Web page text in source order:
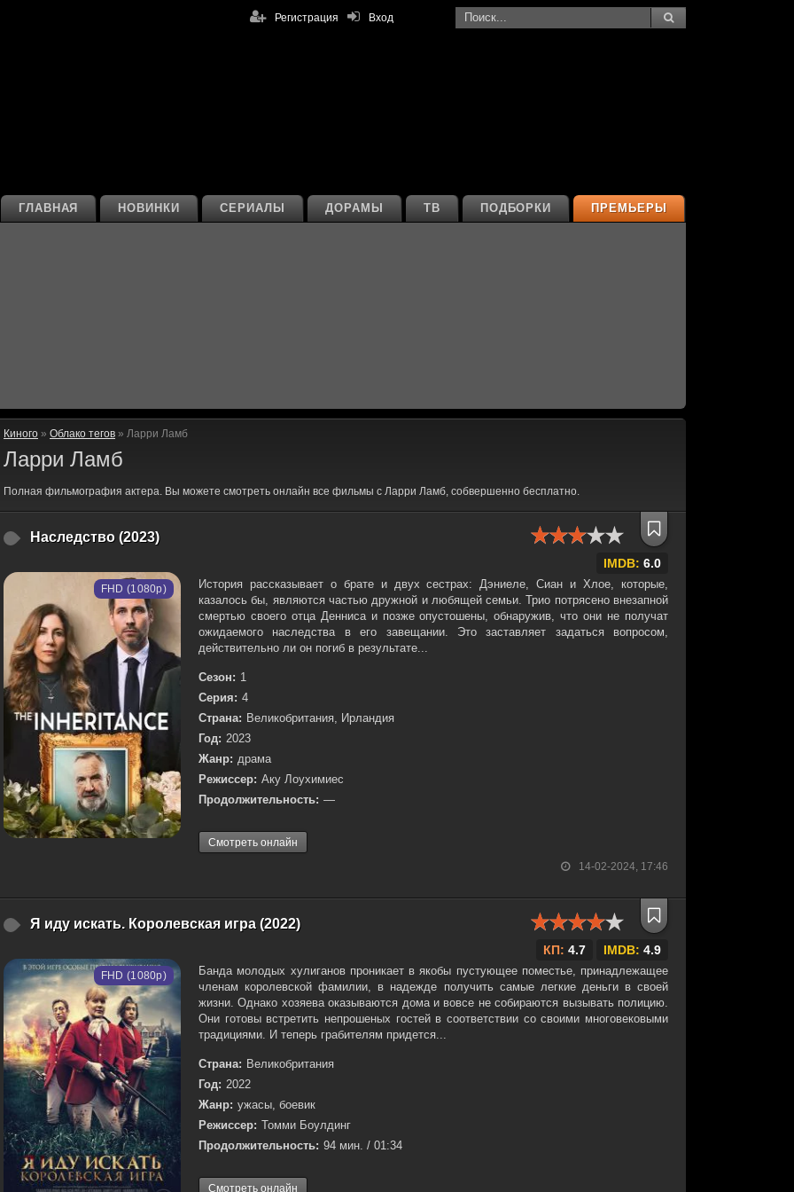
Вход
Регистрация
ПРЕМЬЕРЫ
ПОДБОРКИ
ТВ
ДОРАМЫ
СЕРИАЛЫ
НОВИНКИ
ГЛАВНАЯ
Киного » Облако тегов » Ларри Ламб
Ларри Ламб
Полная фильмография актера. Вы можете смотреть онлайн все фильмы с Ларри Ламб, собвершенно бесплатно.
Наследство (2023)
IMDB: 6.0
14-02-2024, 17:46
FHD (1080p)
История рассказывает о брате и двух сестрах: Дэниеле, Сиан и Хлое, которые,
казалось бы, являются частью дружной и любящей семьи. Трио потрясено внезапной
смертью своего отца Денниса и позже опустошены, обнаружив, что они не получат
ожидаемого наследства в его завещании. Это заставляет задаться вопросом,
действительно ли он погиб в результате...
Сезон: 1
Серия: 4
Страна: Великобритания, Ирландия
Год: 2023
Жанр: драма
Режиссер: Аку Лоухимиес
Продолжительность: —
Смотреть онлайн
Я иду искать. Королевская игра (2022)
КП: 4.7 IMDB: 4.9
FHD (1080p)
Банда молодых хулиганов проникает в якобы пустующее поместье, принадлежащее
членам королевской фамилии, в надежде получить самые легкие деньги в своей
жизни. Однако хозяева оказываются дома и вовсе не собираются вызывать полицию.
Они готовы встретить непрошеных гостей в соответствии со своими многовековыми
традициями. И теперь грабителям придется...
Страна: Великобритания
Год: 2022
Жанр: ужасы, боевик
Режиссер: Томми Боулдинг
Продолжительность: 94 мин. / 01:34
Смотреть онлайн